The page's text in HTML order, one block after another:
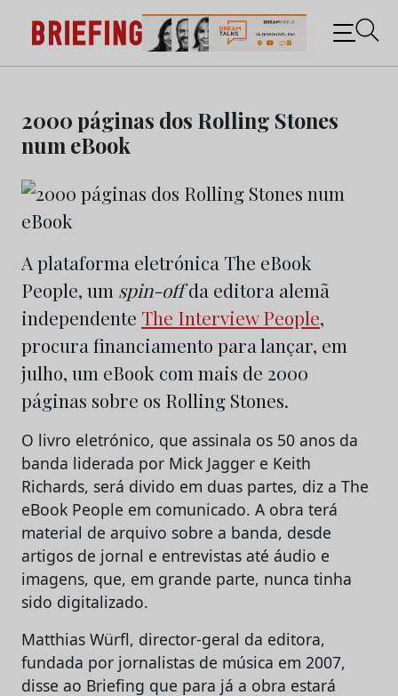
content
Briefing: Todas as notícias sobre os negócios do
Marketing e da Publicidade
2000 páginas dos Rolling Stones
num eBook
A plataforma eletrónica The eBook
People, um spin-offda editora alemã
independente The Interview People,
procura financiamento para lançar, em
julho, um eBook com mais de 2000
páginas sobre os Rolling Stones.
O livro eletrónico, que assinala os 50 anos da
banda liderada por Mick Jagger e Keith
Richards, será divido em duas partes, diz a The
eBook People em comunicado. A obra terá
material de arquivo sobre a banda, desde
artigos de jornal e entrevistas até áudio e
imagens, que, em grande parte, nunca tinha
sido digitalizado.
Matthias Würfl, director-geral da editora,
fundada por jornalistas de música em 2007,
disse ao Briefing que para já a obra estará